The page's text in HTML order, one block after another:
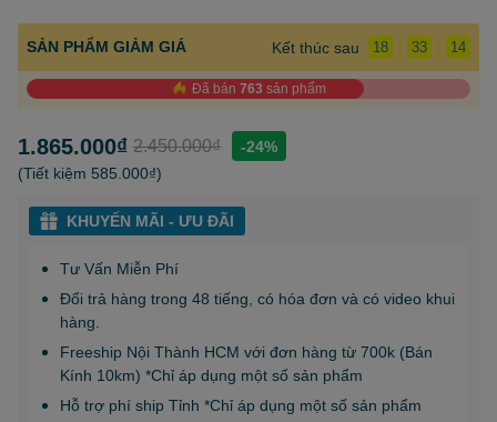
SẢN PHẨM GIẢM GIÁ Kết thúc sau 18 : 33 : 13
Đã bán 763 sản phẩm
1.865.000₫ 2.450.000₫
-24%
(Tiết kiệm 585.000₫)
KHUYẾN MÃI - ƯU ĐÃI
Tư Vấn Miễn Phí
Đổi trả hàng trong 48 tiếng, có hóa đơn và có video khui
hàng.
Freeship Nội Thành HCM với đơn hàng từ 700k (Bán
Kính 10km) *Chỉ áp dụng một số sản phẩm
Hỗ trợ phí ship Tỉnh *Chỉ áp dụng một số sản phẩm